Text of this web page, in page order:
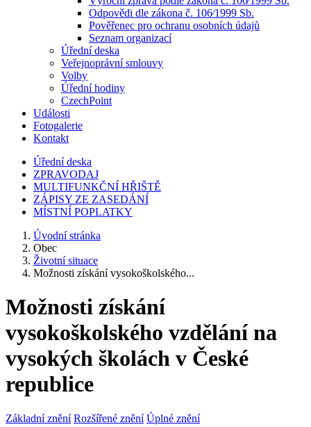
Odpovědi dle zákona č. 106⁄1999 Sb.
Pověřenec pro ochranu osobních údajů
Seznam organizací
Úřední deska
Veřejnoprávní smlouvy
Volby
Úřední hodiny
CzechPoint
Události
Fotogalerie
Kontakt
Úřední deska
ZPRAVODAJ
MULTIFUNKČNÍ HŘIŠTĚ
ZÁPISY ZE ZASEDÁNÍ
MÍSTNÍ POPLATKY
Úvodní stránka
Obec
Životní situace
Možnosti získání vysokoškolského...
Možnosti získání
vysokoškolského vzdělání na
vysokých školách v České
republice
Základní znění Rozšířené znění Úplné znění